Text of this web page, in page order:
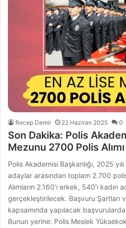
Recep Demir 22 Haziran 2025 0
Son Dakika: Polis
Mezunu 2700 Polis
Polis Akademisi Başkanlığı, 2025
adaylar arasından toplam 2.700 polis
Alımların 2.160’ı erkek, 540’ı kadın
gerçekleştirilecek. Başvuru Şartları
kapsamında yapılacak
Bunun yerine: Polis Meslek